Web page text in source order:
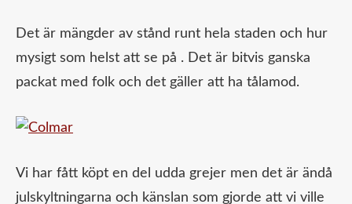
Det är mängder av stånd runt hela staden och hur
mysigt som helst att se på . Det är bitvis ganska
packat med folk och det gäller att ha tålamod.
Vi har fått köpt en del udda grejer men det är ändå
julskyltningarna och känslan som gjorde att vi ville